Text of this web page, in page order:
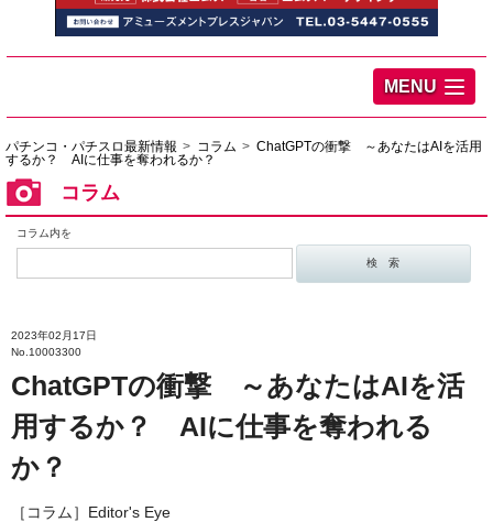
MENU
パチンコ・パチスロ最新情報 コラム
ChatGPTの衝撃 ～あなたはAIを活用
するか？ AIに仕事を奪われるか？
コラム
コラム内を
2023年02月17日
No.10003300
ChatGPTの衝撃 ～あなたはAIを活
用するか？ AIに仕事を奪われる
か？
［コラム］Editor's Eye